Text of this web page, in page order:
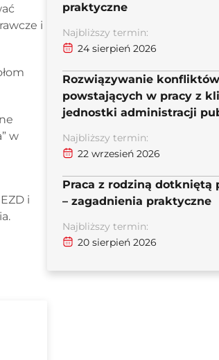
i
w
i
praktyczne
Najbliższy termin:
24 sierpień 2026
Rozwiązywanie konfliktów
powstających w pracy z
jednostki administracji
Najbliższy termin:
22 wrzesień 2026
Praca z rodziną dotkniętą
– zagadnienia praktyczne
Najbliższy termin:
20 sierpień 2026